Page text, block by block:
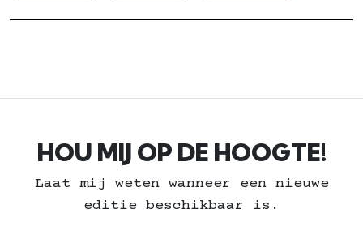
HOU MIJ OP DE HOOGTE!
Laat mij weten wanneer een nieuwe
editie beschikbaar is.